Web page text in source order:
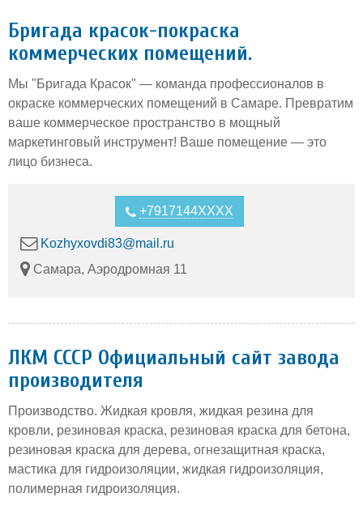
Бригада красок-покраска
коммерческих помещений.
Мы "Бригада Красок" — команда профессионалов в
окраске коммерческих помещений в Самаре. Превратим
ваше коммерческое пространство в мощный
маркетинговый инструмент! Ваше помещение — это
лицо бизнеса.
+7917144XXXX
Kozhyxovdi83@mail.ru
Самара, Аэродромная 11
ЛКМ СССР Официальный сайт завода
производителя
Производство. Жидкая кровля, жидкая резина для
кровли, резиновая краска, резиновая краска для бетона,
резиновая краска для дерева, огнезащитная краска,
мастика для гидроизоляции, жидкая гидроизоляция,
полимерная гидроизоляция.